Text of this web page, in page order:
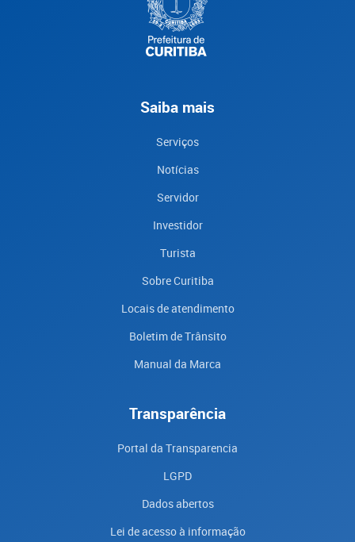
Saiba mais
Serviços
Notícias
Servidor
Investidor
Turista
Sobre Curitiba
Locais de atendimento
Boletim de Trânsito
Manual da Marca
Transparência
Portal da Transparencia
LGPD
Dados abertos
Lei de acesso à informação